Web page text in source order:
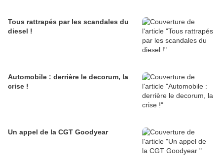
Tous rattrapés par les scandales du
diesel !
Automobile : derrière le decorum, la
crise !
Un appel de la CGT Goodyear